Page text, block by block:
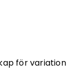
för variation